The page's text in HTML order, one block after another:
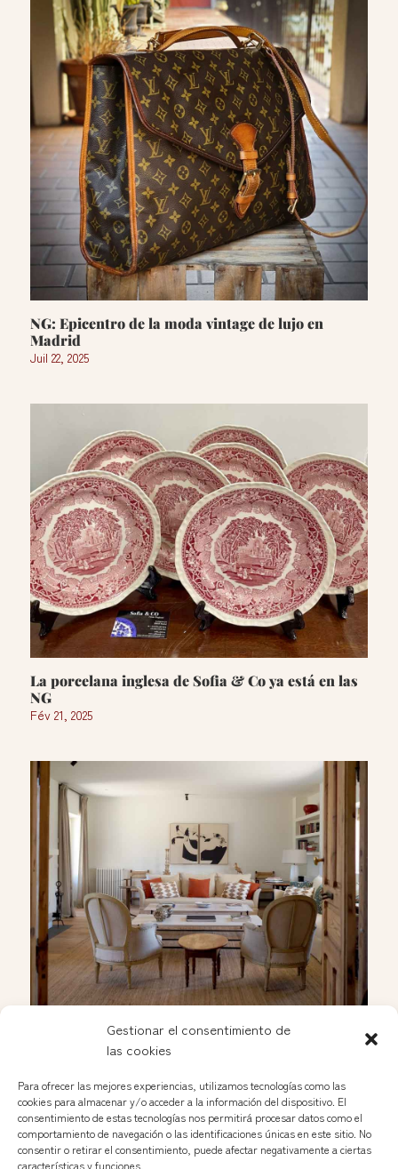
Gestionar el consentimiento de
las cookies
Para ofrecer las mejores experiencias, utilizamos tecnologías como las
cookies para almacenar y/o acceder a la información del dispositivo. El
consentimiento de estas tecnologías nos permitirá procesar datos como el
comportamiento de navegación o las identificaciones únicas en este sitio. No
consentir o retirar el consentimiento, puede afectar negativamente a ciertas
características y funciones.
NG: Epicentro de la moda vintage de lujo en
Madrid
Juil 22, 2025
La porcelana inglesa de Sofia & Co ya está en las
NG
Fév 21, 2025
Apertura de Soleda en las Nuevas Galerías del
Voir plus »